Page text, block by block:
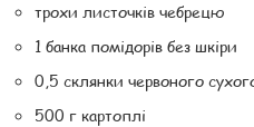
трохи листочків чебрецю
1 банка помідорів без шкіри
0,5 склянки червоного
500 г картоплі